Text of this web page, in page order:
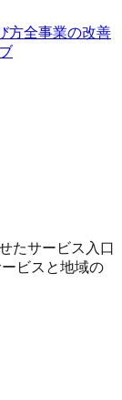
方全事業の改善
たサービス入口
ビスと地域の